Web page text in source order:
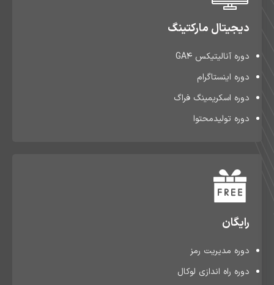
دیجیتال مارکتینگ
دوره آنالیتیکس GA4
دوره اینستاگرام
دوره اسکریمینگ فراگ
دوره تولیدمحتوا
رایگان
دوره مدیریت رمز
دوره راه اندازی لوکال